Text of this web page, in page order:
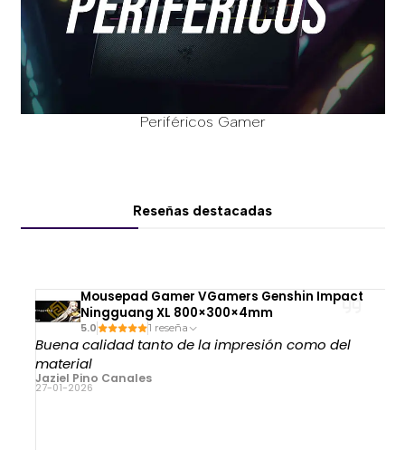
Periféricos Gamer
Reseñas destacadas
Mousepad Gamer VGamers Genshin Impact
Ningguang XL 800×300×4mm
5.0 1 reseña
Buena calidad tanto de la impresión como del
material
Jaziel Pino Canales
27-01-2026